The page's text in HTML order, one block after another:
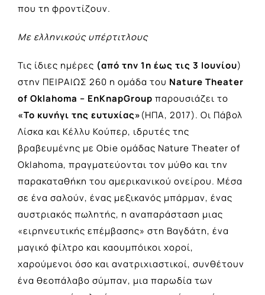
που τη φροντίζουν.
Με ελληνικούς υπέρτιτλους
Τις ίδιες ημέρες (από την 1η έως τις 3 Ιουνίου)
στην ΠΕΙΡΑΙΩΣ 260 η ομάδα του Nature Theater
of Oklahoma – EnKnapGroup παρουσιάζει το
«Το κυνήγι της ευτυχίας»(ΗΠΑ, 2017). Οι Πάβολ
Λίσκα και Κέλλυ Κούπερ, ιδρυτές της
βραβευμένης με Obie ομάδας Nature Theater of
Oklahoma, πραγματεύονται τον μύθο και την
παρακαταθήκη του αμερικανικού ονείρου. Μέσα
σε ένα σαλούν, ένας μεξικανός μπάρμαν, ένας
αυστριακός πωλητής, η αναπαράσταση μιας
«ειρηνευτικής επέμβασης» στη Βαγδάτη, ένα
μαγικό φίλτρο και καουμπόικοι χοροί,
χαρούμενοι όσο και ανατριχιαστικοί, συνθέτουν
ένα θεοπάλαβο σύμπαν, μια παρωδία των